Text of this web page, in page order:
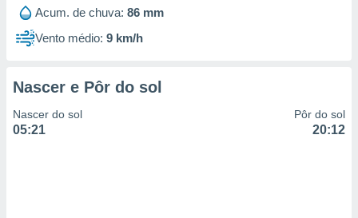
Acum. de chuva: 86 mm
Vento médio: 9 km/h
Nascer e Pôr do sol
Nascer do sol
05:21
Pôr do sol
20:12